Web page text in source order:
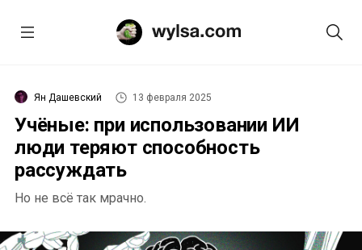
Ян Дашевский 13 февраля 2025
Учёные: при использовании ИИ
люди теряют способность
рассуждать
Но не всё так мрачно.